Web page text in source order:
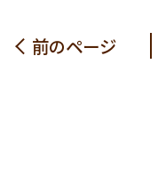
前のページ